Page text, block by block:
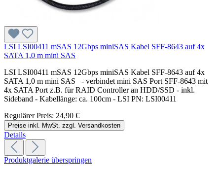
LSI LSI00411 mSAS 12Gbps miniSAS Kabel SFF-8643 auf 4x
SATA 1,0 m mini SAS
LSI LSI00411 mSAS 12Gbps miniSAS Kabel SFF-8643 auf 4x
SATA 1,0 m mini SAS - verbindet mini SAS Port SFF-8643 mit
4x SATA Port z.B. für RAID Controller an HDD/SSD - inkl.
Sideband - Kabellänge: ca. 100cm - LSI PN: LSI00411
Regulärer Preis: 24,90 €
Preise inkl. MwSt. zzgl. Versandkosten
Details
Produktgalerie überspringen